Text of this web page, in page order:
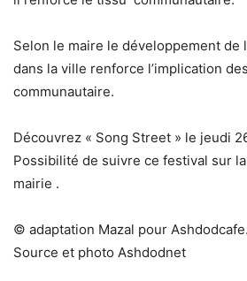
Selon le maire le développement de
dans la ville renforce l’implication
communautaire.
Découvrez « Song Street » le jeudi
Possibilité de suivre ce festival sur
mairie .
© adaptation Mazal pour Ashdodcafe.
Source et photo Ashdodnet